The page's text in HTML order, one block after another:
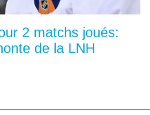
2 matchs joués:
de la LNH